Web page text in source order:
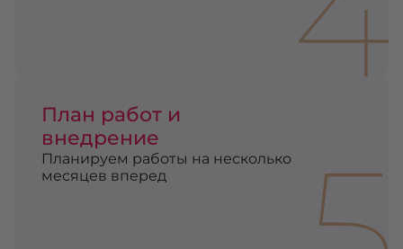
План работ и
внедрение
Планируем работы на несколько
месяцев вперед